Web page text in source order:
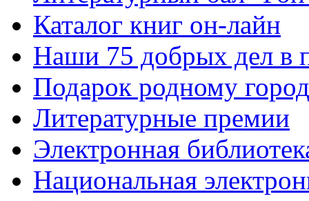
Каталог книг он-лайн
Наши 75 добрых дел в
Подарок родному
Литературные премии
Электронная
Национальная